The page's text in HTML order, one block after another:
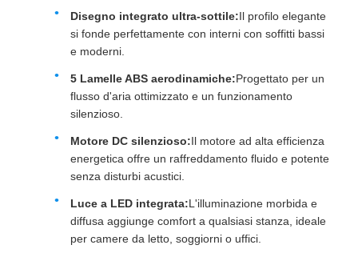
Disegno integrato ultra-sottile:Il profilo elegante
si fonde perfettamente con interni con soffitti bassi
e moderni.
5 Lamelle ABS aerodinamiche:Progettato per un
flusso d'aria ottimizzato e un funzionamento
silenzioso.
Motore DC silenzioso:Il motore ad alta efficienza
energetica offre un raffreddamento fluido e potente
senza disturbi acustici.
Luce a LED integrata:L'illuminazione morbida e
diffusa aggiunge comfort a qualsiasi stanza, ideale
per camere da letto, soggiorni o uffici.